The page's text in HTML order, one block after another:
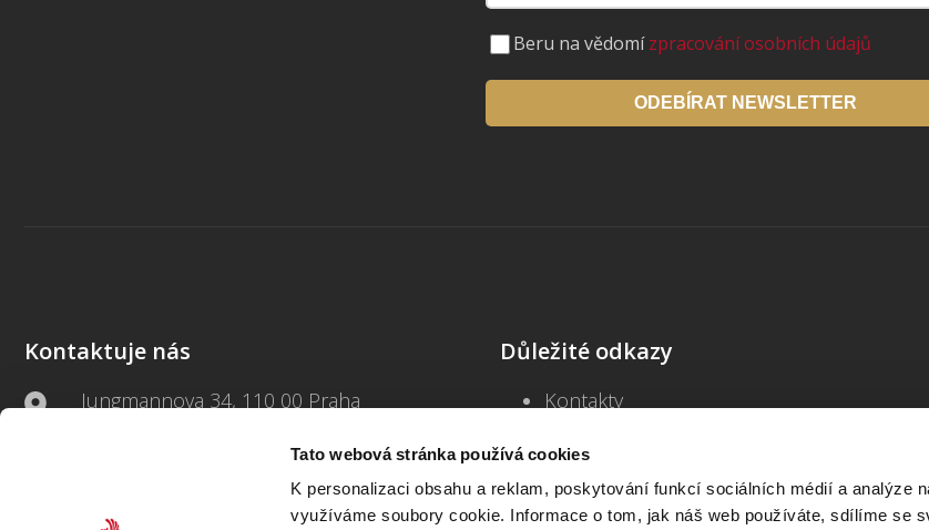
Tato webová stránka používá cookies
K personalizaci obsahu a reklam, poskytování funkcí sociálních médií a analýze
využíváme soubory cookie. Informace o tom, jak náš web používáte, sdílíme se
Beru na vědomízpracování osobních údajů
ODEBÍRAT NEWSLETTER
Kontaktuje nás
Jungmannova 34, 110 00 Praha
beck-online@beck.cz
Důležité odkazy
Kontakty
Blog
Často kladené dotazy
Všeobecné obchodní podmínky